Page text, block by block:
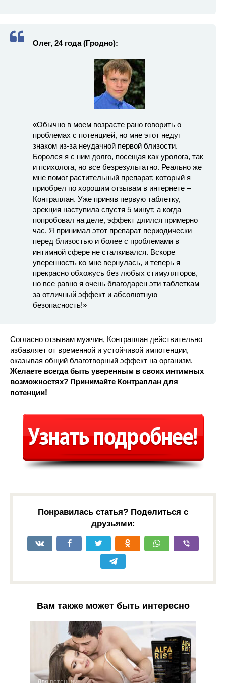
Олег, 24 года (Гродно):
«Обычно в моем возрасте рано говорить о
проблемах с потенцией, но мне этот недуг
знаком из-за неудачной первой близости.
Боролся я с ним долго, посещая как уролога, так
и психолога, но все безрезультатно. Реально же
мне помог растительный препарат, который я
приобрел по хорошим отзывам в интернете –
Контраплан. Уже приняв первую таблетку,
эрекция наступила спустя 5 минут, а когда
попробовал на деле, эффект длился примерно
час. Я принимал этот препарат периодически
перед близостью и более с проблемами в
интимной сфере не сталкивался. Вскоре
уверенность ко мне вернулась, и теперь я
прекрасно обхожусь без любых стимуляторов,
но все равно я очень благодарен эти таблеткам
за отличный эффект и абсолютную
безопасность!»
Согласно отзывам мужчин, Контраплан действительно
избавляет от временной и устойчивой импотенции,
оказывая общий благотворный эффект на организм.
Желаете всегда быть уверенным в своих интимных
возможностях? Принимайте Контраплан для
потенции!
Понравилась статья? Поделиться с
друзьями:
Вам также может быть интересно